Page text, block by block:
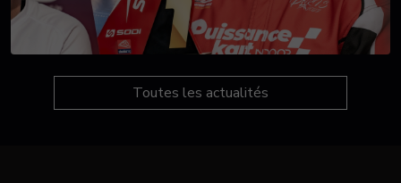
Toutes les actualités